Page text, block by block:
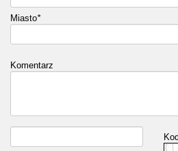
Miasto*
Komentarz